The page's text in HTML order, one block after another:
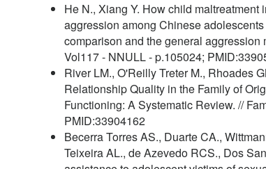
He N., Xiang Y. How child
aggression among Chinese
comparison and the general
Vol117 - NNULL - p.105024;
River LM., O'Reilly Treter M., Rhoades
Relationship Quality in the Family of
Functioning: A Systematic Review. //
PMID:33904162
Becerra Torres AS., Duarte CA.,
Teixeira AL., de Azevedo RCS., Dos